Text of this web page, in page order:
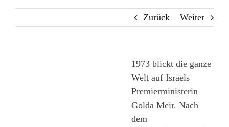
Zurück Weiter
1973 blickt die ganze
Welt auf Israels
Premierministerin
Golda Meir. Nach
dem